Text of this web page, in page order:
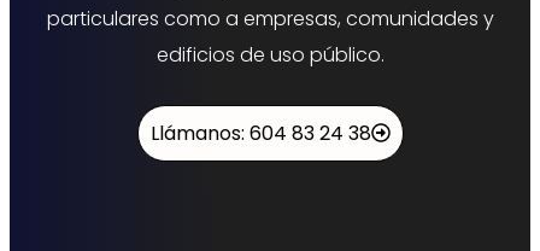
particulares como a empresas, comunidades y
edificios de uso público.
Llámanos: 604 83 24 38